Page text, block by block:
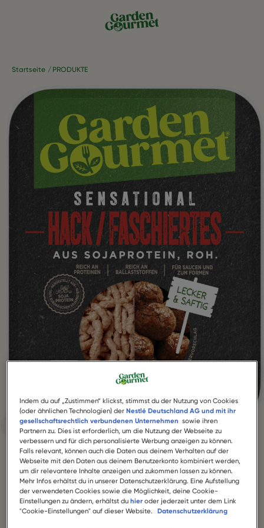
SENSATIONAL HACK
Startseite PRODUKTE
Indem du auf „Zustimmen“ klickst, stimmst du der Nutzung von Cookies
(oder ähnlichen Technologien) derNestlé Deutschland AG und mit ihr
gesellschaftsrechtlich verbundenen Unternehmen sowie ihren
Partnern zu. Dies ist erforderlich, um die Nutzung der Webseite zu
verbessern und für dich personalisierte Werbung anzeigen zu können.
Falls relevant, können auch die Daten aus deinem Verhalten auf der
Webseite mit den Daten aus deinem Benutzerkonto kombiniert werden,
um dir relevantere Inhalte anzeigen und zukommen lassen zu können.
Mehr Infos erhältst du in unserer Datenschutzerklärung. Eine Aufstellung
der verwendeten Cookies sowie die Möglichkeit, deine Cookie-
Einstellungen zu ändern, erhältst duhier oder jederzeit unter dem Link
"Cookie-Einstellungen" auf dieser Website.
Datenschutzerklärung